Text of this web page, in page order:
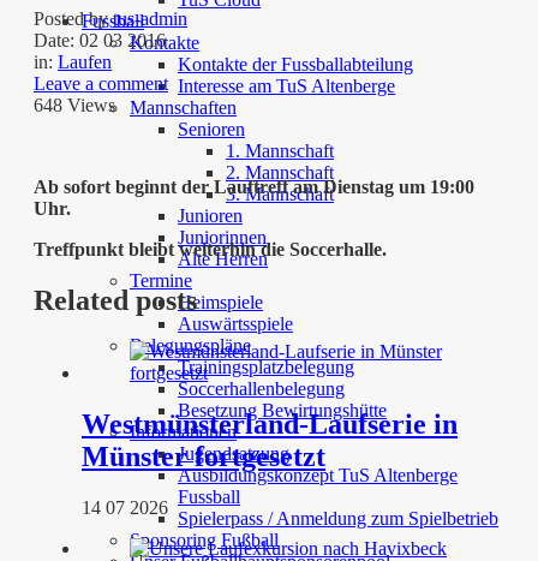
Fussball
Kontakte
Kontakte der Fussballabteilung
Interesse am TuS Altenberge
Mannschaften
Senioren
1. Mannschaft
2. Mannschaft
3. Mannschaft
Junioren
Juniorinnen
Alte Herren
Termine
Heimspiele
Auswärtsspiele
Belegungspläne
Trainingsplatzbelegung
Soccerhallenbelegung
Besetzung Bewirtungshütte
Informationen
Jugendsatzung
Ausbildungskonzept TuS Altenberge
Fussball
Spielerpass / Anmeldung zum Spielbetrieb
Sponsoring Fußball
Posted bytus-admin
Date: 02 03 2016
in: Laufen
Leave a comment
648 Views
Ab sofort beginnt der Lauftreff am Dienstag um 19:00
Uhr.
Treffpunkt bleibt weiterhin die Soccerhalle.
Related posts
Westmünsterland-Laufserie in
Münster fortgesetzt
14 07 2026